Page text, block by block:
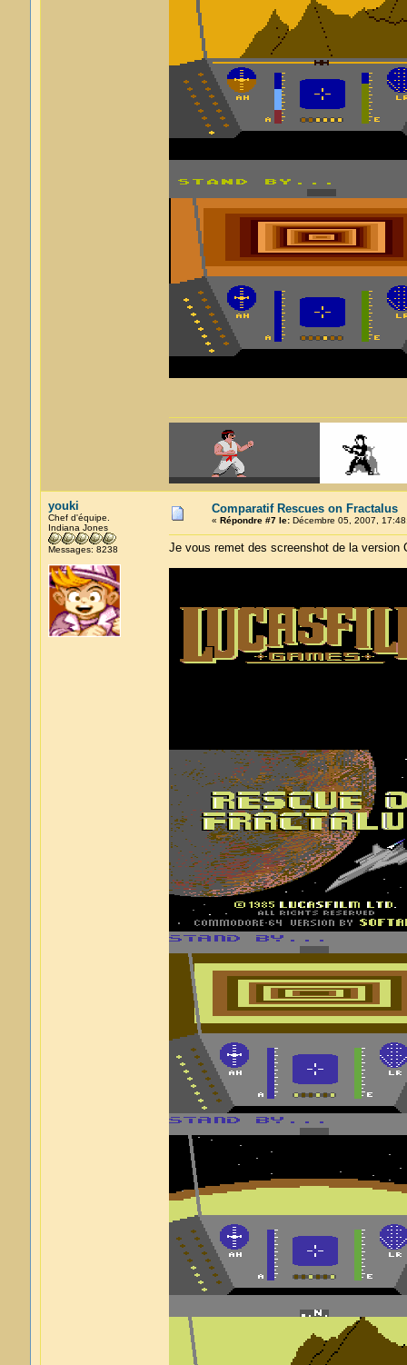
youki
Chef d'équipe.
Indiana Jones
Messages: 8238
Comparatif Rescues on Fractalus
« Répondre #7 le:Décembre 05, 2007,
Je vous remet des screenshot de la version